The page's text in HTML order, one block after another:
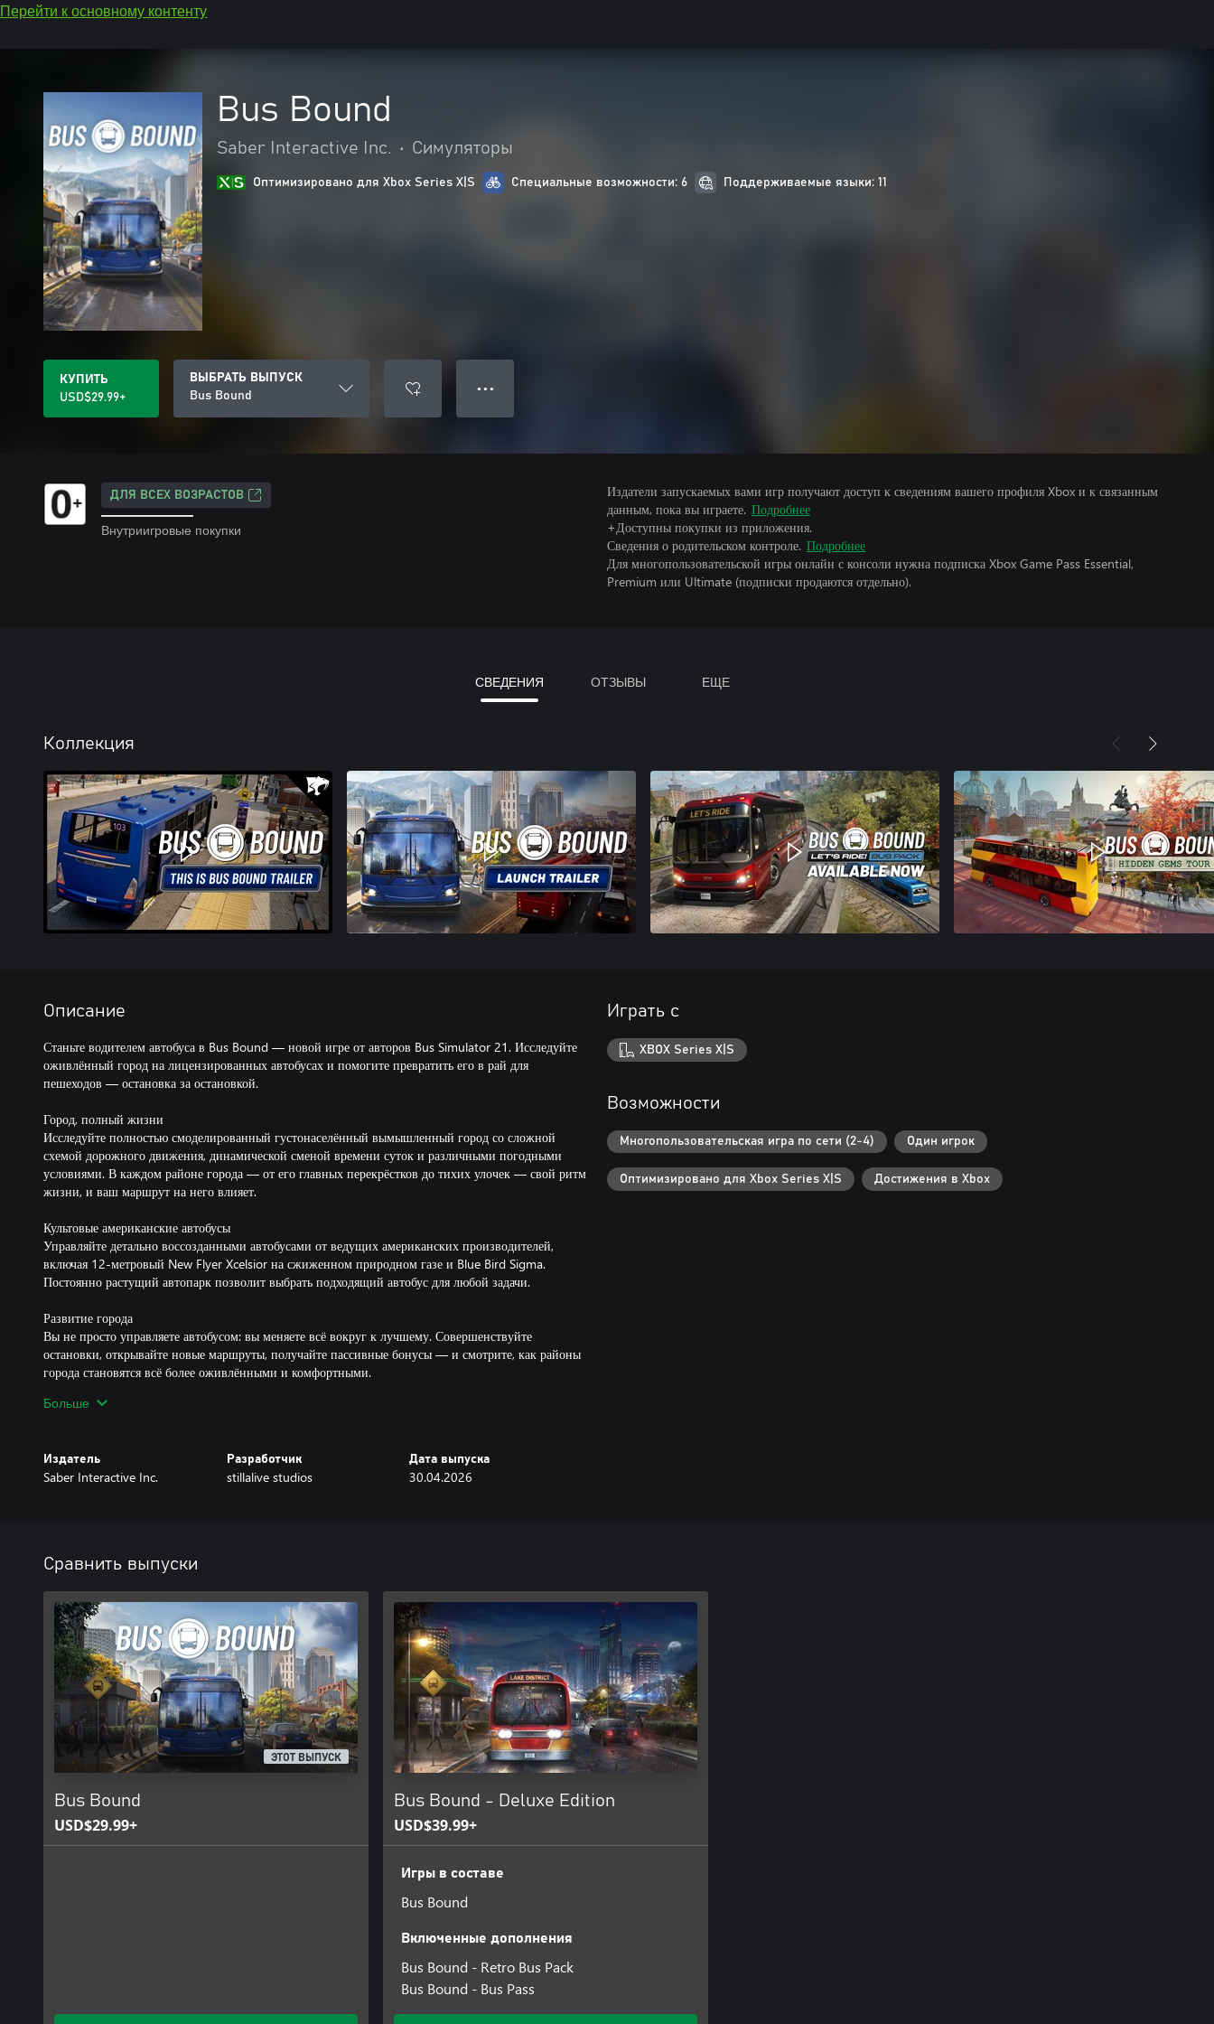
Перейти к основному контенту
Bus Bound
Saber Interactive Inc. • Симуляторы
Оптимизировано для Xbox Series X|S Специальные возможности: 6 Поддерживаемые языки: 11
КУПИТЬ
USD$29.99+
ВЫБРАТЬ ВЫПУСК
Bus Bound
● ● ●
ДЛЯ ВСЕХ ВОЗРАСТОВ
Внутриигровые покупки
Издатели запускаемых вами игр получают доступ к сведениям вашего профиля Xbox и к связанным
данным, пока вы играете. Подробнее
+Доступны покупки из приложения.
Сведения о родительском контроле. Подробнее
Для многопользовательской игры онлайн с консоли нужна подписка Xbox Game Pass Essential,
Premium или Ultimate (подписки продаются отдельно).
СВЕДЕНИЯ ОТЗЫВЫ ЕЩЕ
Коллекция
Описание
Станьте водителем автобуса в Bus Bound — новой игре от авторов Bus Simulator 21. Исследуйте
оживлённый город на лицензированных автобусах и помогите превратить его в рай для
пешеходов — остановка за остановкой.
Город, полный жизни
Исследуйте полностью смоделированный густонаселённый вымышленный город со сложной
схемой дорожного движения, динамической сменой времени суток и различными погодными
условиями. В каждом районе города — от его главных перекрёстков до тихих улочек — свой ритм
жизни, и ваш маршрут на него влияет.
Культовые американские автобусы
Управляйте детально воссозданными автобусами от ведущих американских производителей,
включая 12-метровый New Flyer Xcelsior на сжиженном природном газе и Blue Bird Sigma.
Постоянно растущий автопарк позволит выбрать подходящий автобус для любой задачи.
Развитие города
Вы не просто управляете автобусом: вы меняете всё вокруг к лучшему. Совершенствуйте
остановки, открывайте новые маршруты, получайте пассивные бонусы — и смотрите, как районы
города становятся всё более оживлёнными и комфортными.
Вместе в движении
Модернизация автопарка
Больше
Издатель
Saber Interactive Inc.
Разработчик
stillalive studios
Дата выпуска
30.04.2026
Играть с
XBOX Series X|S
Возможности
Многопользовательская игра по сети (2-4) Один игрок
Оптимизировано для Xbox Series X|S Достижения в Xbox
Сравнить выпуски
ЭТОТ ВЫПУСК
Bus Bound
USD$29.99+
Bus Bound - Deluxe Edition
USD$39.99+
Игры в составе
Bus Bound
Включенные дополнения
Bus Bound - Retro Bus Pack
Bus Bound - Bus Pass